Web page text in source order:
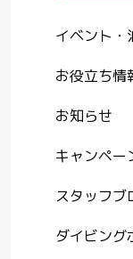
イベント・
お役立ち情
お知らせ
キャンペー
スタッフブ
ダイビング